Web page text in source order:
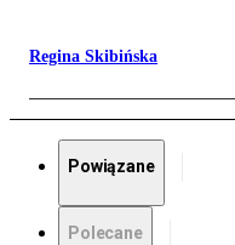
Regina Skibińska
Powiązane
Polecane